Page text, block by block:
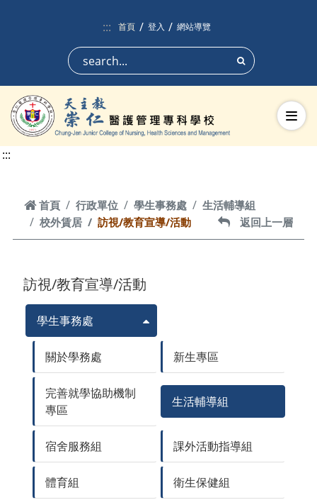
:::
首頁 登入 網站導覽
搜尋
切換
:::
首頁
首頁 行政單位 學生事務處
生活輔導組
校外賃居
訪視/教育宣導/活動 返回上一層
返回上一層
訪視/教育宣導/活動
學生事務處
關於學務處 新生專區
完善就學協助機制
專區
生活輔導組
宿舍服務組 課外活動指導組
體育組 衛生保健組